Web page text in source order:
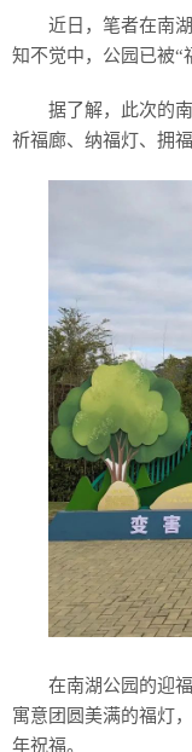
近日，笔者在南
知不觉中，公园已被“
据了解，此次的
祈福廊、纳福灯、拥
在南湖公园的迎
寓意团圆美满的福灯
年祝福。